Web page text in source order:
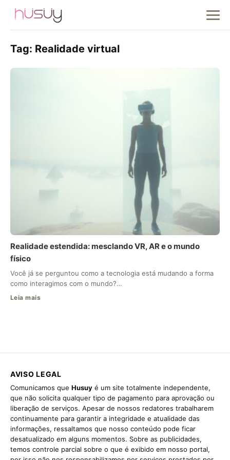
Tag: Realidade virtual
Realidade estendida: mesclando VR, AR e o mundo
físico
Você já se perguntou como a tecnologia está mudando a forma
como interagimos com o mundo?…
Leia mais
AVISO LEGAL
Comunicamos que Husuy é um site totalmente independente,
que não solicita qualquer tipo de pagamento para aprovação ou
liberação de serviços. Apesar de nossos redatores trabalharem
continuamente para garantir a integridade e atualidade das
informações, ressaltamos que nosso conteúdo pode ficar
desatualizado em alguns momentos. Sobre as publicidades,
temos controle parcial sobre o que é exibido em nosso portal,